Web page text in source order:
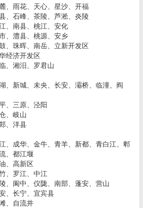
、雨花、天心、星沙、开福
、石峰、茶陵、芦淞、炎陵
、南县、桃江、安化
、澧县、桃源、安乡
、珠晖、南岳、立新开发区
经济开发区
、湘汨、罗君山
、新城、未央、长安、灞桥、临潼、阎
、三原、泾阳
、岐山
、洋县
、成华、金牛、青羊、新都、青白江、郫
、都江堰
、高新区
、罗江、中江
、阆中、仪陇、南部、蓬安、营山
、长宁、宜宾县
、自流井